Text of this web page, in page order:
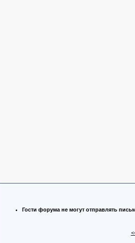
Гости форума не могут отправлять